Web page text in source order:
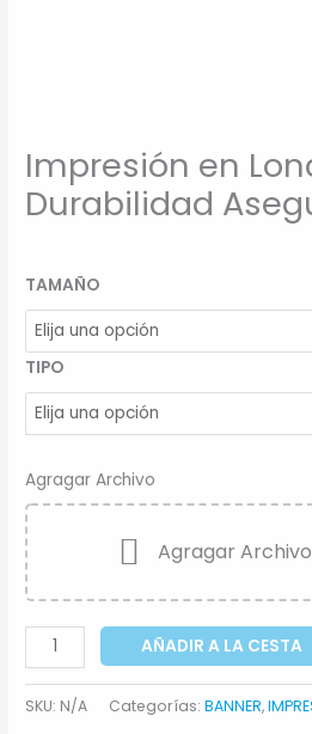
Impresión en
Durabilidad
TAMAÑO
TIPO
Agragar Archivo
Agragar Archivo
AÑADIR A LA CESTA
SKU: N/A Categorías:BANNER,